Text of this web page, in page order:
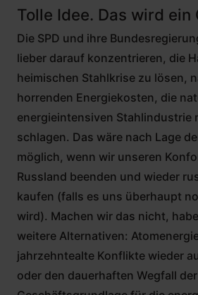
Tolle Idee. Das wird ein
Die SPD und ihre
lieber darauf konzentrieren, die
heimischen Stahlkrise zu lösen,
horrenden Energiekosten, die
energieintensiven Stahlindustrie
schlagen. Das wäre nach Lage
möglich, wenn wir unseren
Russland beenden und wieder
kaufen (falls es uns überhaupt
wird). Machen wir das nicht,
weitere Alternativen:
jahrzehntealte Konflikte wieder
oder den dauerhaften Wegfall der